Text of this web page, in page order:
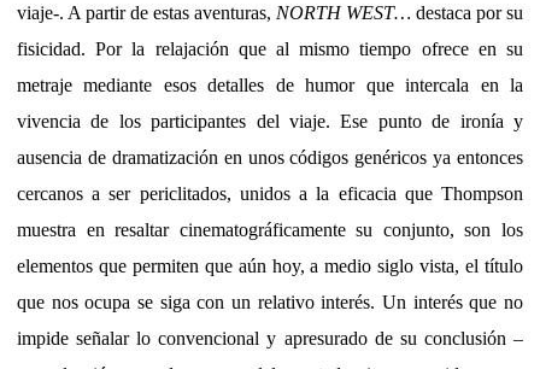
viaje-. A partir de estas aventuras, NORTH WEST… destaca por su
fisicidad. Por la relajación que al mismo tiempo ofrece en su
metraje mediante esos detalles de humor que intercala en la
vivencia de los participantes del viaje. Ese punto de ironía y
ausencia de dramatización en unos códigos genéricos ya entonces
cercanos a ser periclitados, unidos a la eficacia que Thompson
muestra en resaltar cinematográficamente su conjunto, son los
elementos que permiten que aún hoy, a medio siglo vista, el título
que nos ocupa se siga con un relativo interés. Un interés que no
impide señalar lo convencional y apresurado de su conclusión –